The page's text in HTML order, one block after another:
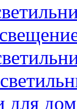
для